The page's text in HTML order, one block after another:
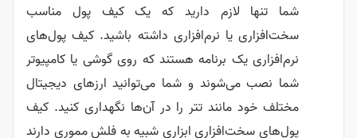
شما تنها لازم دارید که یک کیف پول مناسب
سخت‌افزاری یا نرم‌افزاری داشته باشید. کیف پول‌های
نرم‌افزاری یک برنامه هستند که روی گوشی یا کامپیوتر
شما نصب می‌شوند و شما می‌توانید ارزهای دیجیتال
مختلف خود مانند تتر را در آن‌ها نگهداری کنید. کیف
پول‌های سخت‌افزاری ابزاری شبیه به فلش مموری دارند